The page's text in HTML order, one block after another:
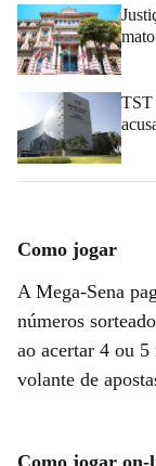
TST
Como jogar
A Mega-Sena
números
ao acertar 4 ou
volante de
Como jogar on-